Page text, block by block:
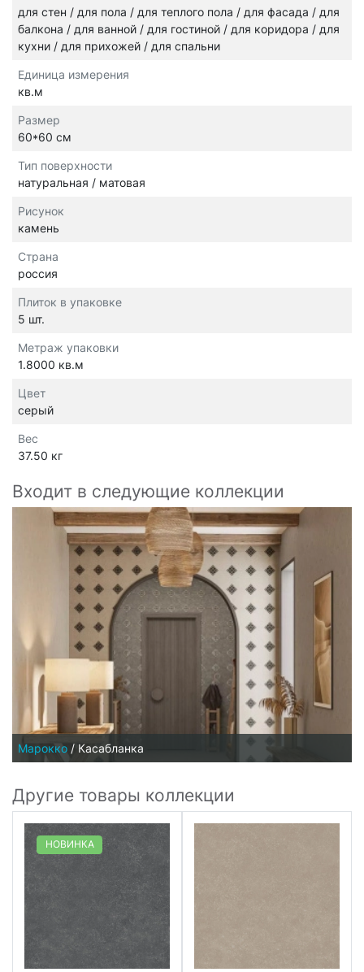
для стен / для пола / для теплого пола / для фасада / для
балкона / для ванной / для гостиной / для коридора / для
кухни / для прихожей / для спальни
Единица измерения
кв.м
Размер
60*60 см
Тип поверхности
натуральная / матовая
Рисунок
камень
Страна
россия
Плиток в упаковке
5 шт.
Метраж упаковки
1.8000 кв.м
Цвет
серый
Вес
37.50 кг
Входит в следующие коллекции
Марокко / Касабланка
Другие товары коллекции
НОВИНКА